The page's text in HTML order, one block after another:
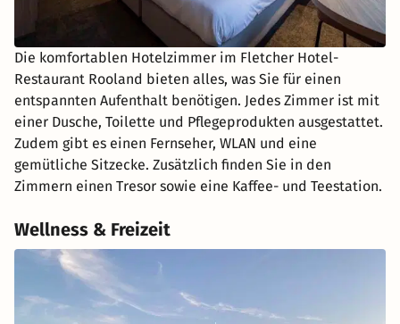
Die komfortablen Hotelzimmer im Fletcher Hotel-
Restaurant Rooland bieten alles, was Sie für einen
entspannten Aufenthalt benötigen. Jedes Zimmer ist mit
einer Dusche, Toilette und Pflegeprodukten ausgestattet.
Zudem gibt es einen Fernseher, WLAN und eine
gemütliche Sitzecke. Zusätzlich finden Sie in den
Zimmern einen Tresor sowie eine Kaffee- und Teestation.
Wellness & Freizeit